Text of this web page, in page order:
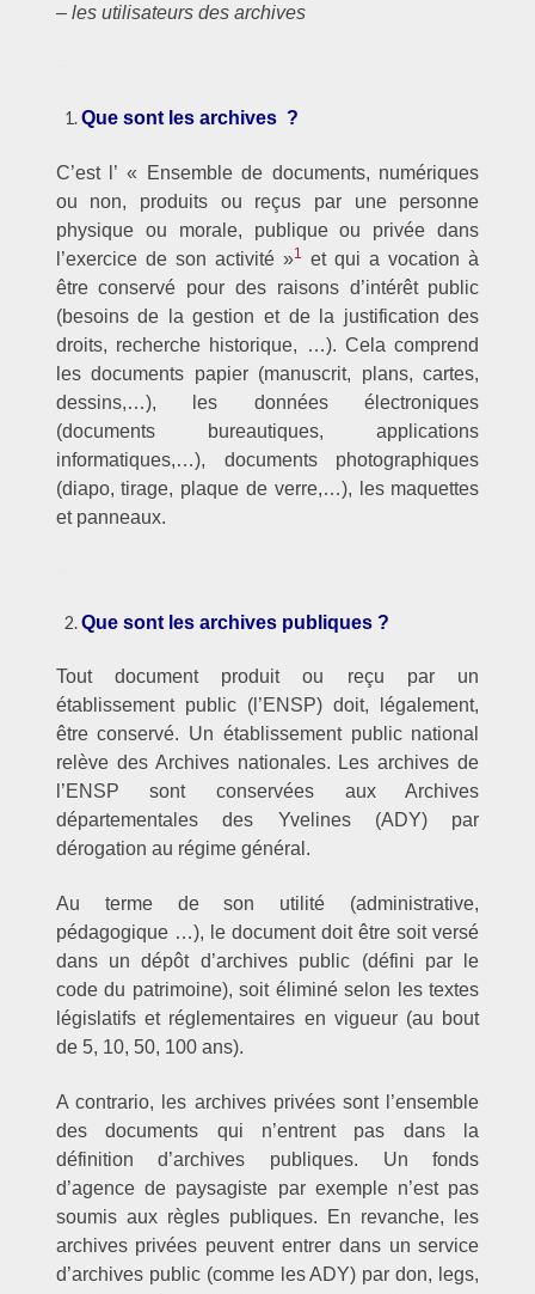
– les utilisateurs des archives
Que sont les archives ?
C’est l’ « Ensemble de documents, numériques
ou non, produits ou reçus par une personne
physique ou morale, publique ou privée dans
l’exercice de son activité »1
et qui a vocation à
être conservé pour des raisons d’intérêt public
(besoins de la gestion et de la justification des
droits, recherche historique, …). Cela comprend
les documents papier (manuscrit, plans, cartes,
dessins,…), les données électroniques
(documents bureautiques, applications
informatiques,…), documents photographiques
(diapo, tirage, plaque de verre,…), les maquettes
et panneaux.
Que sont les archives publiques ?
Tout document produit ou reçu par un
établissement public (l’ENSP) doit, légalement,
être conservé. Un établissement public national
relève des Archives nationales. Les archives de
l’ENSP sont conservées aux Archives
départementales des Yvelines (ADY) par
dérogation au régime général.
Au terme de son utilité (administrative,
pédagogique …), le document doit être soit versé
dans un dépôt d’archives public (défini par le
code du patrimoine), soit éliminé selon les textes
législatifs et réglementaires en vigueur (au bout
de 5, 10, 50, 100 ans).
A contrario, les archives privées sont l’ensemble
des documents qui n’entrent pas dans la
définition d’archives publiques. Un fonds
d’agence de paysagiste par exemple n’est pas
soumis aux règles publiques. En revanche, les
archives privées peuvent entrer dans un service
d’archives public (comme les ADY) par don, legs,